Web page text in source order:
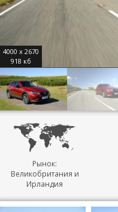
4000 x 2670
918 кб
Рынок:
Великобритания и
Ирландия